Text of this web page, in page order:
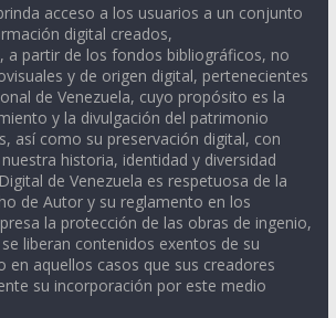
acceso a los usuarios a un conjunto
digital creados,
a partir de los fondos bibliográficos, no
y de origen digital, pertenecientes
de Venezuela, cuyo propósito es la
y la divulgación del patrimonio
así como su preservación digital, con
historia, identidad y diversidad
de Venezuela es respetuosa de la
de Autor y su reglamento en los
la protección de las obras de ingenio,
liberan contenidos exentos de su
en aquellos casos que sus creadores
su incorporación por este medio